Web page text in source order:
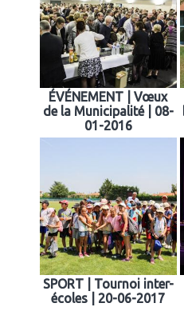
ÉVÉNEMENT | Vœux
de la Municipalité | 08-
01-2016
SPORT | Tournoi inter-
écoles | 20-06-2017